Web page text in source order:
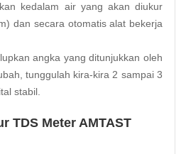
kedalam air yang akan diukur
dan secara otomatis alat bekerja
angka yang ditunjukkan oleh
tunggulah kira-kira 2 sampai 3
stabil.
TDS Meter AMTAST